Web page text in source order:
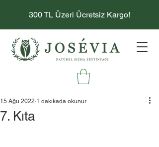
300 TL Üzeri Ücretsiz Kargo!
7. Kıta
15 Ağu 2022 1 dakikada okunur